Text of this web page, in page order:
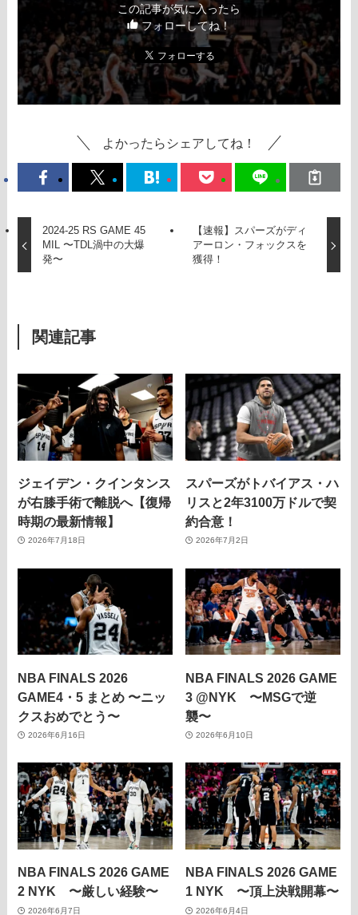
この記事が気に入ったら
フォローしてね！
よかったらシェアしてね！
2024-25 RS GAME 45
MIL 〜TDL渦中の大爆
発〜
【速報】スパーズがディ
アーロン・フォックスを
獲得！
関連記事
ジェイデン・クインタンス
が右膝手術で離脱へ【復帰
時期の最新情報】
2026年7月18日
スパーズがトバイアス・ハ
リスと2年3100万ドルで契
約合意！
2026年7月2日
NBA FINALS 2026
GAME4・5 まとめ 〜ニッ
クスおめでとう〜
2026年6月16日
NBA FINALS 2026 GAME
3 @NYK 〜MSGで逆
襲〜
2026年6月10日
NBA FINALS 2026 GAME
2 NYK 〜厳しい経験〜
2026年6月7日
NBA FINALS 2026 GAME
1 NYK 〜頂上決戦開幕〜
2026年6月4日